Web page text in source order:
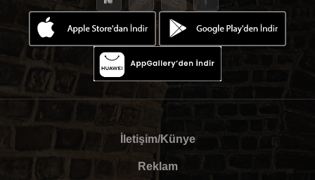
İletişim/Künye
Reklam